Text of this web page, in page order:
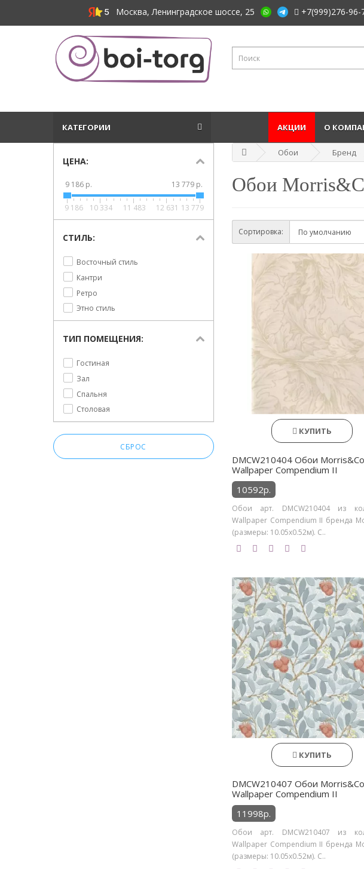
Москва, Ленинградское шоссе, 25 +7(999)276-96-
КАТЕГОРИИ О
АКЦИИ
ЦЕНА:
9 186 р. 13 779 р.
9 186 10 334 11 483 12 631 13 779
СТИЛЬ:
Восточный стиль
Кантри
Ретро
Этно стиль
ТИП ПОМЕЩЕНИЯ:
Гостиная
Зал
Спальня
Столовая
СБРОС
Обои Бренд
Обои
Сортировка:
КУПИТЬ
DMCW210404 Обои Morris&Co
Wallpaper Compendium II
10592р.
Обои арт. DMCW210404 из
Wallpaper Compendium II бренда
(размеры: 10.05х0.52м). С..
КУПИТЬ
DMCW210407 Обои Morris&Co
Wallpaper Compendium II
11998р.
Обои арт. DMCW210407 из
Wallpaper Compendium II бренда
(размеры: 10.05х0.52м). С..